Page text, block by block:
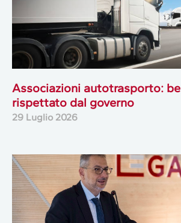
Associazioni autotrasporto:
rispettato dal governo
29 Luglio 2026